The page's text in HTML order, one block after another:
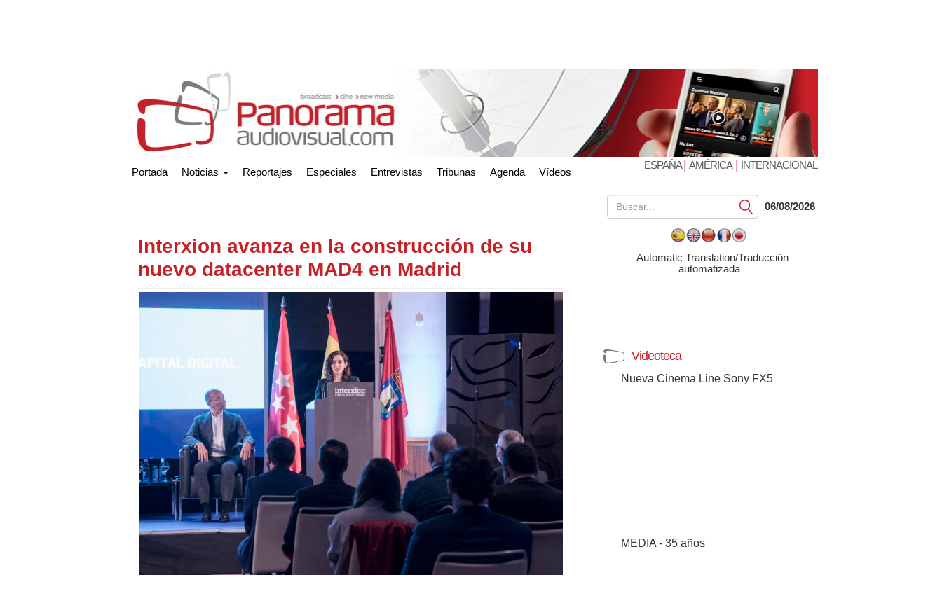
Portada Noticias Reportajes Especiales Entrevistas Tribunas Agenda Vídeos
ESPAÑA| AMÉRICA| INTERNACIONAL
Interxion avanza en la construcción de su
nuevo datacenter MAD4 en Madrid
Submit06/08/2026
Automatic Translation/Traducción
automatizada
Videoteca
Nueva Cinema Line Sony FX5
MEDIA - 35 años